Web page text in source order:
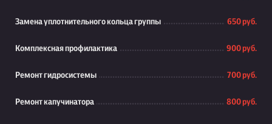
Замена уплотнительного кольца группы 650 руб.
Комплексная профилактика 900 руб.
Ремонт гидросистемы 700 руб.
Ремонт капучинатора 800 руб.